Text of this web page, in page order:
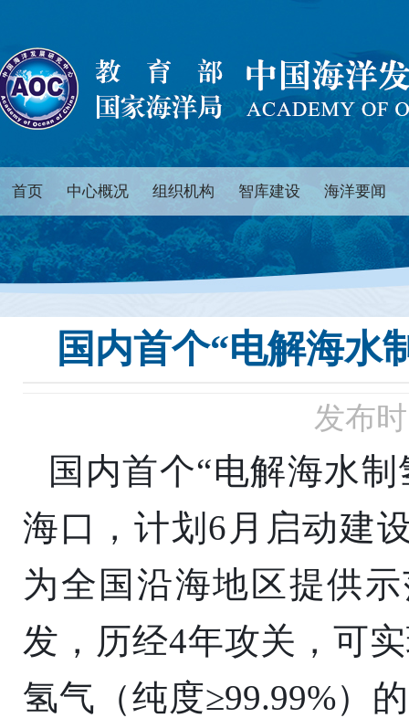
首页 中心概况 组织机构 智库建设 海洋要闻
国内首个“电解海水
发布
国内首个“电解海水
海口，计划6月启动建
为全国沿海地区提供
发，历经4年攻关，可
氢气（纯度≥99.99%）